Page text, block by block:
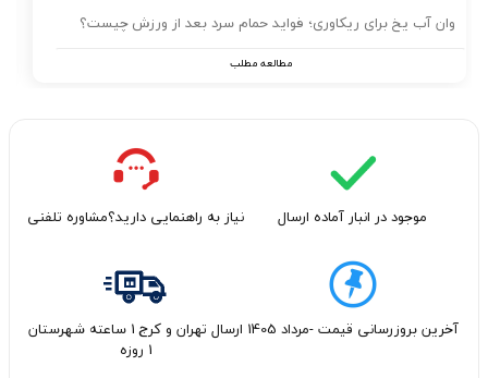
وان آب یخ برای ریکاوری؛ فواید حمام سرد بعد از ورزش چیست؟
مطالعه مطلب
موجود در انبار آماده ارسال نیاز به راهنمایی دارید؟مشاوره تلفنی
آخرین بروزرسانی قیمت -مرداد 1405
ارسال تهران و کرج 1 ساعته شهرستان
1 روزه